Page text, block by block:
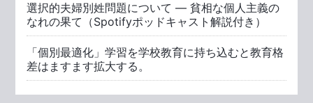
選択的夫婦別姓問題について ― 貧相な個人主義の
なれの果て（Spotifyポッドキャスト解説付き）
「個別最適化」学習を学校教育に持ち込むと教育格
差はますます拡大する。